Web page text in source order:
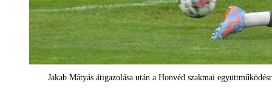
Jakab Mátyás átigazolása után a Honvéd szakmai